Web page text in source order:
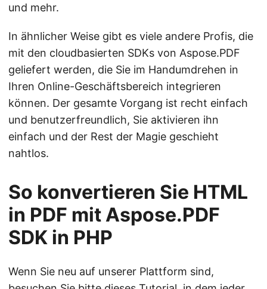
und mehr.
In ähnlicher Weise gibt es viele andere Profis, die
mit den cloudbasierten SDKs von Aspose.PDF
geliefert werden, die Sie im Handumdrehen in
Ihren Online-Geschäftsbereich integrieren
können. Der gesamte Vorgang ist recht einfach
und benutzerfreundlich, Sie aktivieren ihn
einfach und der Rest der Magie geschieht
nahtlos.
So konvertieren Sie HTML
in PDF mit Aspose.PDF
SDK in PHP
Wenn Sie neu auf unserer Plattform sind,